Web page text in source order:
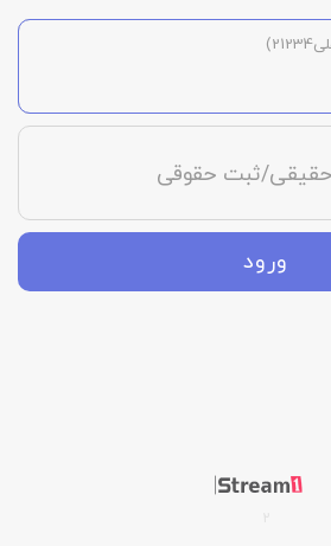
حقیقی/ثبت حقوقی
ورود